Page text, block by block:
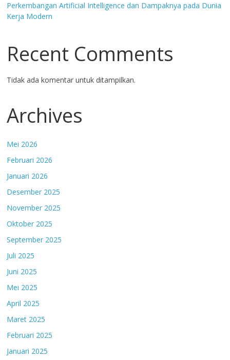
Perkembangan Artificial Intelligence dan Dampaknya pada Dunia
Kerja Modern
Recent Comments
Tidak ada komentar untuk ditampilkan.
Archives
Mei 2026
Februari 2026
Januari 2026
Desember 2025
November 2025
Oktober 2025
September 2025
Juli 2025
Juni 2025
Mei 2025
April 2025
Maret 2025
Februari 2025
Januari 2025